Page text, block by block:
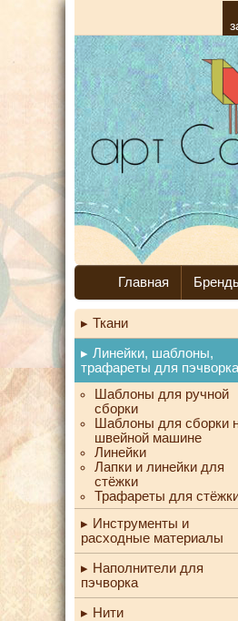
Главная
Ткани
Линейки, шаблоны,
трафареты для пэчворка
Шаблоны для ручной
сборки
Шаблоны для сборки
швейной машине
Линейки
Лапки и линейки для
стёжки
Трафареты для
Инструменты и
расходные материалы
Наполнители для
пэчворка
Нити